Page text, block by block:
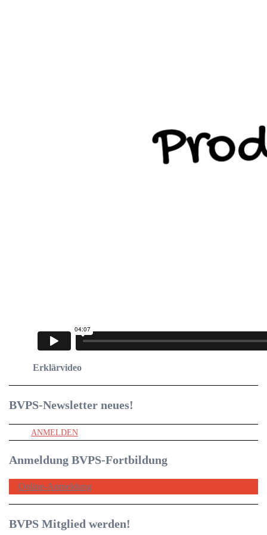
Erklärvideo
BVPS-Newsletter neues!
ANMELDEN
Anmeldung BVPS-Fortbildung
Online-Anmeldung
BVPS Mitglied werden!